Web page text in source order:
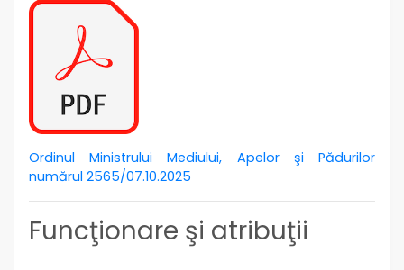
Ordinul Ministrului Mediului, Apelor şi Pădurilor
numărul 2565/07.10.2025
Funcţionare şi atribuţii